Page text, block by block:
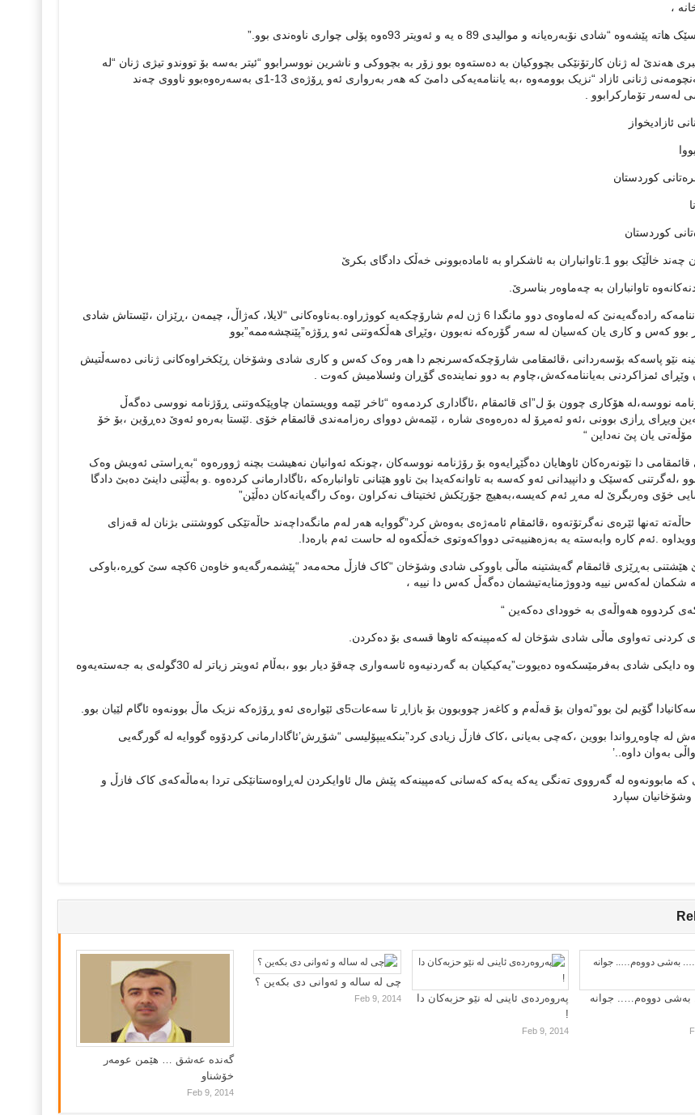
،
“شادی نۆبه‌ره‌یانه‌ و موالیدی 89 ه‌ یه‌ و ئه‌ویتر 93ه‌وه‌ پۆلی چواری ناوه‌ندی‌ بوو.”
هه‌ندێ له‌ ژنان کارتۆنێکی بچووکیان به‌ ده‌سته‌وه‌ بوو زۆر به‌ بچووکی و ناشرین نووسرابوو “ئیتر به‌سه‌ بۆ تووندو تیژی ژنان “له‌
سه‌رۆکی “ئه‌نچومه‌نی ژنانی ئازاد “نزیک بوومه‌وه‌ ،به‌ یاننامه‌یه‌کی دامێ که‌ هه‌ر به‌رواری ئه‌و ڕۆژه‌ی 13-1ی به‌سه‌ره‌وه‌بوو ناووی چه‌ند
له‌سه‌ر تۆمارکرابوو .
ئازادیخواز
کوردستان
کوردستان
به‌ ئاشکراو به‌ ئاماده‌بوونی خه‌ڵک دادگای بکرێ
هه‌روه‌ها به‌یاننامه‌که‌ راده‌گه‌یه‌نێ که‌ له‌ماوه‌ی دوو مانگدا 6 ژن له‌م شارۆچکه‌یه‌ کووژراوه‌.به‌ناوه‌کانی “لایلا، که‌ژاڵ، چیمه‌ن ،ڕێزان ،ئێستاش شادی
بوو که‌س و کاری یان که‌سیان له‌ سه‌ر گۆره‌که‌ نه‌بوون ،وێڕای هه‌ڵکه‌وتنی ئه‌و ڕۆژه‌”پێنچشه‌ممه‌”بوو
نێو پاسه‌که‌ بۆسه‌ردانی ،قائمقامی شارۆچکه‌که‌سرنجم دا هه‌ر وه‌ک که‌س و کاری شادی وشۆخان ڕێکخراوه‌کانی ژنانی ده‌سه‌ڵتیش
وێڕای ئمزاکردنی به‌یاننامه‌که‌ش،چاوم به‌ دوو نماینده‌ی گۆڕان وئسلامیش که‌وت .
نووسه‌،له‌ هۆکاری چوون بۆ ل”ای قائمقام ،ئاگاداری کردمه‌وه‌ “ئاخر ئێمه‌ وویستمان چاوپێکه‌وتنی ڕۆژنامه‌ نووسی ده‌گه‌ڵ
ویڕای ڕازی بوونی ،ئه‌و ئه‌مڕۆ له‌ ده‌ره‌وه‌ی شاره‌ ، ئێمه‌ش دووای ره‌زامه‌ندی قائمقام خۆی .ئێستا به‌ره‌و ئه‌وێ ده‌ڕۆین ،بۆ خۆ
مۆڵه‌تی یان پێ نه‌داین “
قائمقامی دا نێونه‌ره‌کان ئاوهایان ده‌گێڕایه‌وه‌ بۆ رۆژنامه‌ نووسه‌کان ،چونکه‌ ئه‌وانیان نه‌هیشت بچنه‌ ژووره‌وه‌ “به‌ڕاستی ئه‌ویش وه‌ک
،له‌گرتنی که‌سێک و دانپیدا‌نی ئه‌و که‌سه‌ به‌ تاوانه‌که‌یدا بێ ناوو هێنانی تاوانباره‌که‌ ،ئاگادارمانی کرده‌وه‌ .و به‌ڵێنی داینێ ده‌بێ دادگا
خۆی وه‌ربگرێ له‌ مه‌ڕ ئه‌م که‌یسه‌،به‌هیچ جۆرێکش ئختیتاف نه‌کراون ،وه‌ک راگه‌یانه‌کان ده‌ڵێن”
ته‌نها ئێره‌ی نه‌گرتۆته‌وه‌ ،قائمقام ئامه‌ژه‌ی به‌وه‌ش کرد”گووایه‌ هه‌ر له‌م مانگه‌داچه‌ند حاڵه‌تێکی کووشتنی بژنان له‌ قه‌زای
.ئه‌م کاره‌ وابه‌سته‌ یه‌ به‌زه‌هنییه‌تی دوواکه‌وتوی خه‌ڵکه‌وه‌ له‌ حاست ئه‌م باره‌دا.
دووای به‌ جێ هێشتنی به‌ڕێزی قائمقام گه‌یشتینه‌ ماڵی باووکی شادی وشۆخان “کاک فازڵ محه‌مه‌د “پێشمه‌رگه‌یه‌و خاوه‌ن 6کچه‌ سێ کوڕه‌،باوکی
شکمان له‌که‌س نییه‌ ودووژمنایه‌تیشمان ده‌گه‌ڵ که‌س دا نییه‌ ،
کردووه‌ هه‌واڵه‌ی به‌ خوودای ده‌که‌ین “
کردنی ته‌واوی ماڵی شادی شۆخان له‌ که‌مپینه‌که‌ ئاوها قسه‌ی بۆ ده‌کردن.
ئاوڕێکم دایه‌وه‌ دایکی شادی به‌فرمێسکه‌وه‌ ده‌یووت”یه‌کیکیان به‌ گه‌ردنیه‌وه‌ ئاسه‌واری چه‌قۆ دیار بوو ،به‌ڵام ئه‌ویتر زیاتر له‌ 30گوله‌ی به‌ جه‌سته‌یه‌وه‌
گۆیم لێ بوو”ئه‌وان بۆ قه‌ڵه‌م و کاغه‌ز چووبوون بۆ بازاڕ تا سه‌عات5ی ئێواره‌ی ئه‌و ڕۆژه‌که‌ نزیک ماڵ بوونه‌وه‌ ئاگام لێیان بوو.
له‌ چاوه‌ڕواندا بووین ،که‌چی به‌یانی ،کاک فازڵ زیادی کرد”بنکه‌یبپۆلیسی “شۆڕش’ئاگادارمانی کردۆوه‌ گووایه‌ له‌ گورگه‌یی
به‌وان داوه‌..’
که‌ مابوونه‌وه‌ له‌ گه‌رووی ته‌نگی یه‌که‌ یه‌که‌ که‌سانی که‌مپینه‌که‌ پێش مال ئاوایکردن له‌ڕاوه‌ستانێکی تردا به‌ماڵه‌که‌ی کاک فازڵ و
سپارد
گه‌نده‌ عه‌شق … هێمن عومه‌ر
خۆشناو
Feb 9, 2014
چی لە سالە و ئەوانی دی بكەین ؟
Feb 9, 2014
پەروەردەی ئاینی لە نێو حزبەکان دا
!
Feb 9, 2014
بەشی دووەم….. جوانە